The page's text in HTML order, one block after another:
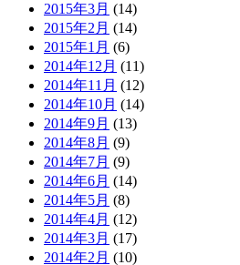
2015年3月 (14)
2015年2月 (14)
2015年1月 (6)
2014年12月 (11)
2014年11月 (12)
2014年10月 (14)
2014年9月 (13)
2014年8月 (9)
2014年7月 (9)
2014年6月 (14)
2014年5月 (8)
2014年4月 (12)
2014年3月 (17)
2014年2月 (10)